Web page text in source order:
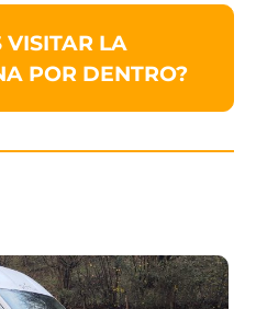
VISITAR LA
POR DENTRO?